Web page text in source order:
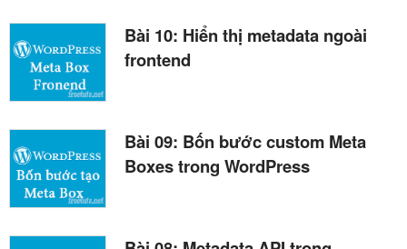
Bài 10: Hiển thị metadata ngoài
frontend
Bài 09: Bốn bước custom Meta
Boxes trong WordPress